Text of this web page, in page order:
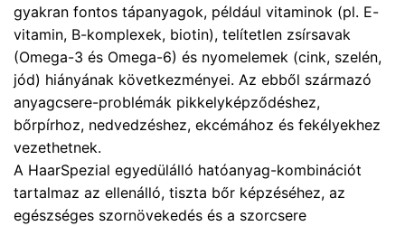
gyakran fontos tápanyagok, például vitaminok (pl. E-
vitamin, B-komplexek, biotin), telítetlen zsírsavak
(Omega-3 és Omega-6) és nyomelemek (cink, szelén,
jód) hiányának következményei. Az ebből származó
anyagcsere-problémák pikkelyképződéshez,
bőrpírhoz, nedvedzéshez, ekcémához és fekélyekhez
vezethetnek.
A HaarSpezial egyedülálló hatóanyag-kombinációt
tartalmaz az ellenálló, tiszta bőr képzéséhez, az
egészséges szornövekedés és a szorcsere